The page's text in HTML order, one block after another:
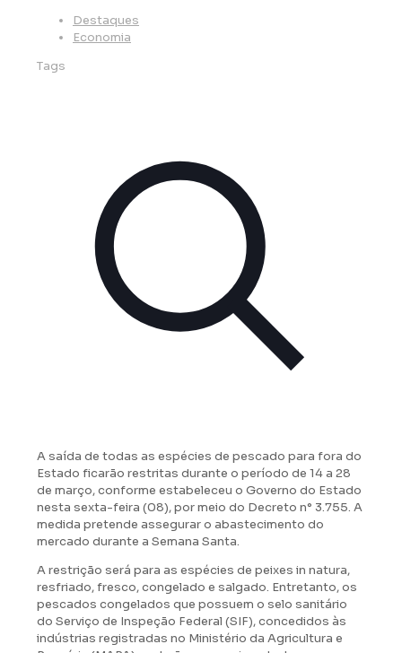
Destaques
Economia
Tags
A saída de todas as espécies de pescado para fora do
Estado ficarão restritas durante o período de 14 a 28
de março, conforme estabeleceu o Governo do Estado
nesta sexta-feira (08), por meio do Decreto n° 3.755. A
medida pretende assegurar o abastecimento do
mercado durante a Semana Santa.
A restrição será para as espécies de peixes in natura,
resfriado, fresco, congelado e salgado. Entretanto, os
pescados congelados que possuem o selo sanitário
do Serviço de Inspeção Federal (SIF), concedidos às
indústrias registradas no Ministério da Agricultura e